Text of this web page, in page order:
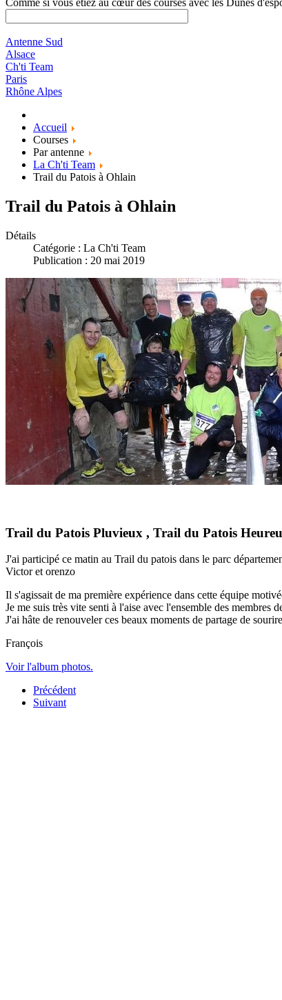
Comme si vous étiez au cœur des courses avec les Dunes
Antenne Sud
Alsace
Ch'ti Team
Paris
Rhône Alpes
Accueil
Courses
Par antenne
La Ch'ti Team
Trail du Patois à Ohlain
Trail du Patois à Ohlain
Détails
Catégorie : La Ch'ti Team
Publication : 20 mai 2019
Trail du Patois Pluvieux , Trail du Patois
J'ai participé ce matin au Trail du patois dans le parc
Victor et orenzo
Il s'agissait de ma première expérience dans cette équipe
Je me suis très vite senti à l'aise avec l'ensemble des
J'ai hâte de renouveler ces beaux moments de partage de
François
Voir l'album photos.
Précédent
Suivant